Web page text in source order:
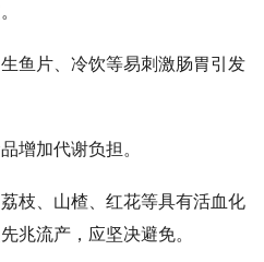
鱼片、冷饮等易刺激肠胃引发
增加代谢负担。
枝、山楂、红花等具有活血化
兆流产，应坚决避免。